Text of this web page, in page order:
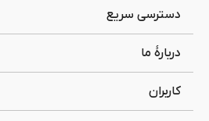
دسترسی سریع
دربارۀ ما
کاربران